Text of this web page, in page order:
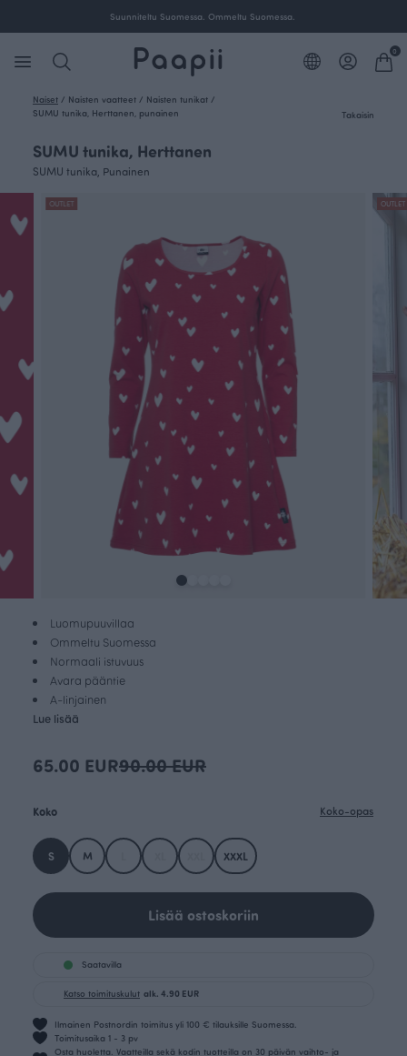
Suunniteltu Suomessa.
0
Naiset / Naisten vaatteet / Naisten tunikat /
SUMU tunika, Herttanen, punainen
Takaisin
SUMU tunika, Herttanen
SUMU tunika, Punainen
OUTLET OUTLET
Luomupuuvillaa
Ommeltu Suomessa
Normaali istuvuus
Avara pääntie
A-linjainen
Lue lisää
65.00 EUR90.00 EUR
Koko Koko-opas
S M XXXL
Lisää ostoskoriin
Saatavilla
Katso toimituskulut alk. 4.90 EUR
Ilmainen Postnordin toimitus yli 100 € tilauksille Suomessa.
Toimitusaika 1 - 3 pv
Osta huoletta. Vaatteilla sekä kodin tuotteilla on 30 päivän vaihto- ja